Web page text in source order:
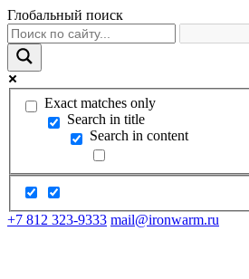
Глобальный поиск
Exact matches only
Search in title
Search in content
+7 812 323-9333 mail@ironwarm.ru